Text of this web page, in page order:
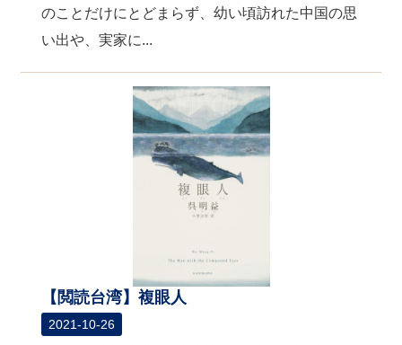
のことだけにとどまらず、幼い頃訪れた中国の思
い出や、実家に...
【閲読台湾】複眼人
2021-10-26